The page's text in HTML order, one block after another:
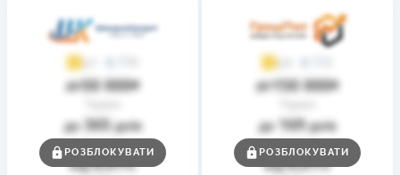
3,7
до50 000₴
до 365днів
Ставка
від0,01%
РОЗБЛОКУВАТИ
3,9
до150 000₴
до 169днів
Ставка
від0,01%
РОЗБЛОКУВАТИ